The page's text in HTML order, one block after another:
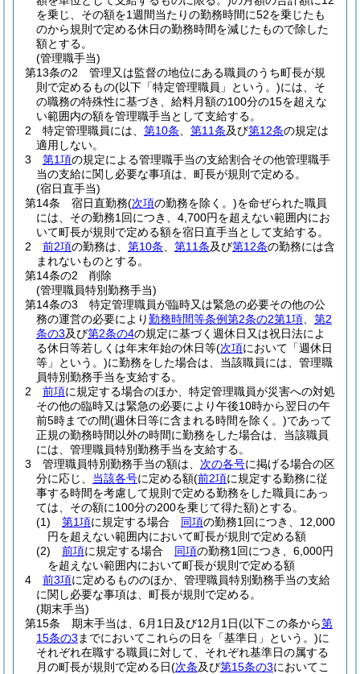
を乗じ、その額を1週間当たりの勤務時間に52を乗じたも
のから規則で定める休日の勤務時間を減じたもので除した
額とする。
(管理職手当)
第13条の2
管理又は監督の地位にある職員のうち町長が規
則で定めるもの(以下「特定管理職員」という。)には、そ
の職務の特殊性に基づき、給料月額の100分の15を超えな
い範囲内の額を管理職手当として支給する。
2
特定管理職員には、 第10条 第11条及び第12条の規定は
適用しない。
3
第1項の規定による管理職手当の支給割合その他管理職手
当の支給に関し必要な事項は、町長が規則で定める。
(宿日直手当)
第14条
宿日直勤務(次項の勤務を除く。)を命ぜられた職員
には、その勤務1回につき、4,700円を超えない範囲内にお
いて町長が規則で定める額を宿日直手当として支給する。
2
前2項の勤務は、 第10条 第11条及び第12条の勤務には含
まれないものとする。
第14条の2
削除
(管理職員特別勤務手当)
第14条の3
特定管理職員が臨時又は緊急の必要その他の公
務の運営の必要により勤務時間等条例第2条の2第1項
第2
条の3及び第2条の4の規定に基づく週休日又は祝日法によ
る休日等若しくは年末年始の休日等(次項において「週休日
等」という。)に勤務をした場合は、当該職員には、管理職
員特別勤務手当を支給する。
2
前項に規定する場合のほか、特定管理職員が災害への対処
その他の臨時又は緊急の必要により午後10時から翌日の午
前5時までの間(週休日等に含まれる時間を除く。)であって
正規の勤務時間以外の時間に勤務をした場合は、当該職員
には、管理職員特別勤務手当を支給する。
3
管理職員特別勤務手当の額は、 次の各号に掲げる場合の区
分に応じ、 当該各号に定める額(前2項に規定する勤務に従
事する時間を考慮して規則で定める勤務をした職員にあっ
ては、その額に100分の200を乗じて得た額)とする。
(1)
第1項に規定する場合 同項の勤務1回につき、12,000
円を超えない範囲内において町長が規則で定める額
(2)
前項に規定する場合 同項の勤務1回につき、6,000円
を超えない範囲内において町長が規則で定める額
4
前3項に定めるもののほか、管理職員特別勤務手当の支給
に関し必要な事項は、町長が規則で定める。
(期末手当)
第15条
期末手当は、6月1日及び12月1日(以下この条から第
15条の3 までにおいてこれらの日を「基準日」という。)に
それぞれ在職する職員に対して、それぞれ基準日の属する
月の町長が規則で定める日(次条及び第15条の3においてこ